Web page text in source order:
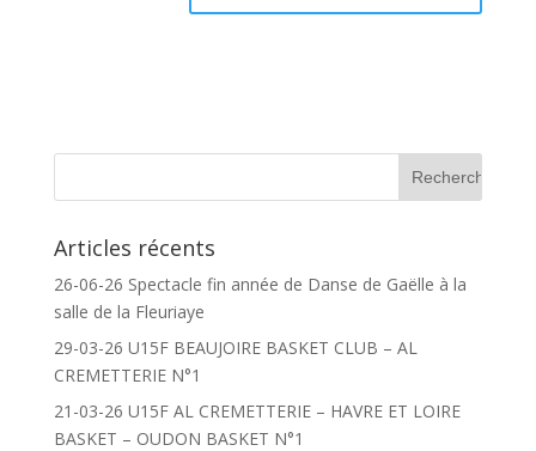
Articles récents
26-06-26 Spectacle fin année de Danse de Gaëlle à la
salle de la Fleuriaye
29-03-26 U15F BEAUJOIRE BASKET CLUB – AL
CREMETTERIE N°1
21-03-26 U15F AL CREMETTERIE – HAVRE ET LOIRE
BASKET – OUDON BASKET N°1